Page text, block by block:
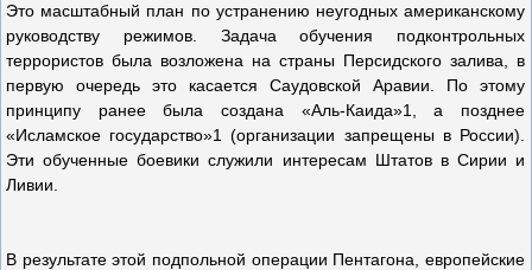
Это масштабный план по устранению неугодных американскому
руководству режимов. Задача обучения подконтрольных
террористов была возложена на страны Персидского залива, в
первую очередь это касается Саудовской Аравии. По этому
принципу ранее была создана «Аль-Каида»1, а позднее
«Исламское государство»1 (организации запрещены в России).
Эти обученные боевики служили интересам Штатов в Сирии и
Ливии.
В результате этой подпольной операции Пентагона, европейские